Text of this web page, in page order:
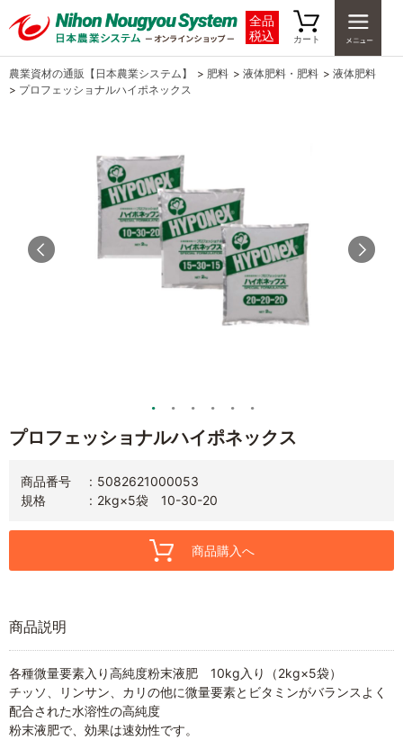
全品
税込
カート
農業資材の通販【日本農業システム】 > 肥料 > 液体肥料・肥料 > 液体肥料
> プロフェッショナルハイポネックス
プロフェッショナルハイポネックス
商品番号
5082621000053
規格
2kg×5袋 10-30-20
商品購入へ
商品説明
各種微量要素入り高純度粉末液肥 10kg入り（2kg×5袋）
チッソ、リンサン、カリの他に微量要素とビタミンがバランスよく
配合された水溶性の高純度
粉末液肥で、効果は速効性です。